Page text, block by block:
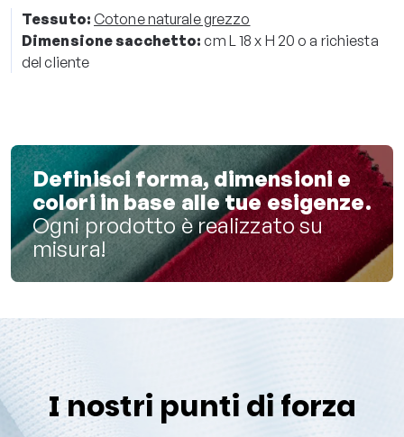
Tessuto: Cotone naturale grezzo
Dimensione sacchetto: cm L 18 x H 20 o a richiesta
del cliente
Definisci forma, dimensioni e
colori in base alle tue esigenze.
Ogni prodotto è realizzato su
misura!
I nostri punti di forza